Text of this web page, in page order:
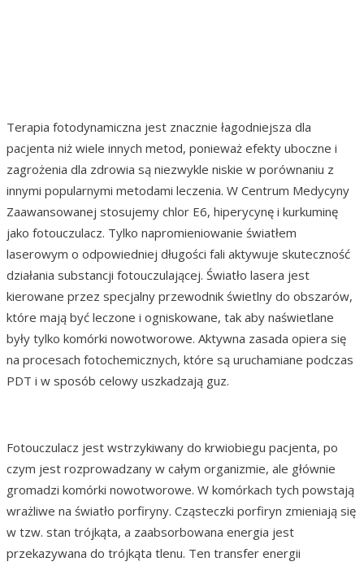
Terapia fotodynamiczna jest znacznie łagodniejsza dla
pacjenta niż wiele innych metod, ponieważ efekty uboczne i
zagrożenia dla zdrowia są niezwykle niskie w porównaniu z
innymi popularnymi metodami leczenia. W Centrum Medycyny
Zaawansowanej stosujemy chlor E6, hiperycynę i kurkuminę
jako fotouczulacz. Tylko napromieniowanie światłem
laserowym o odpowiedniej długości fali aktywuje skuteczność
działania substancji fotouczulającej. Światło lasera jest
kierowane przez specjalny przewodnik świetlny do obszarów,
które mają być leczone i ogniskowane, tak aby naświetlane
były tylko komórki nowotworowe. Aktywna zasada opiera się
na procesach fotochemicznych, które są uruchamiane podczas
PDT i w sposób celowy uszkadzają guz.
Fotouczulacz jest wstrzykiwany do krwiobiegu pacjenta, po
czym jest rozprowadzany w całym organizmie, ale głównie
gromadzi komórki nowotworowe. W komórkach tych powstają
wrażliwe na światło porfiryny. Cząsteczki porfiryn zmieniają się
w tzw. stan trójkąta, a zaabsorbowana energia jest
przekazywana do trójkąta tlenu. Ten transfer energii